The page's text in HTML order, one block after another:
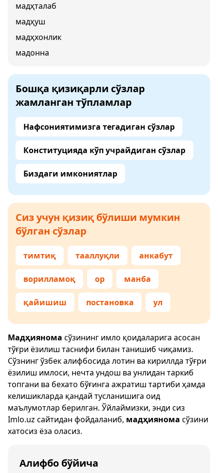
мадҳталаб
мадҳуш
мадҳхонлик
мадонна
Бошқа қизиқарли сўзлар
жамланган тўпламлар
Нафсониятимизга тегадиган сўзлар
Конституцияда кўп учрайдиган сўзлар
Биздаги имкониятлар
Сиз учун қизиқ бўлиши мумкин
бўлган сўзлар
тимтиқ тааллуқли анкабут
ворилламоқ ор манба
қайишиш постановка ул
Мадҳиянома сўзининг имло қоидаларига асосан
тўғри ёзилиш таснифи билан танишиб чиқамиз.
Сўзнинг ўзбек алифбосида лотин ва кириллда тўғри
ёзилиш имлоси, нечта ундош ва унлидан таркиб
топгани ва бехато бўғинга ажратиш тартиби ҳамда
келишикларда қандай тусланишига оид
маълумотлар берилган. Ўйлаймизки, энди сиз
Imlo.uz сайтидан фойдаланиб, мадҳиянома сўзини
хатосиз ёза оласиз.
Алифбо бўйича